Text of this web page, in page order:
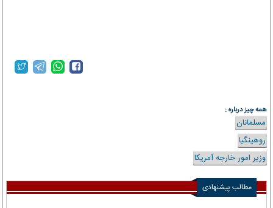
همه چیز درباره :
مسلمانان
روهینگیا
وزیر امور خارجه آمریکا
مطالب پیشنهادی